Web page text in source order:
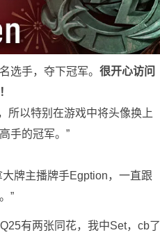
手，夺下冠军。 很开心访问
所以特别在游戏中将头像换上
手的冠军。”
牌主播牌手Egption，一直跟
”
有两张同花，我中Set，cb了